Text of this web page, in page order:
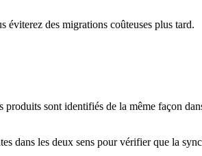
éviterez des migrations coûteuses plus tard.
produits sont identifiés de la même façon
dans les deux sens pour vérifier que la